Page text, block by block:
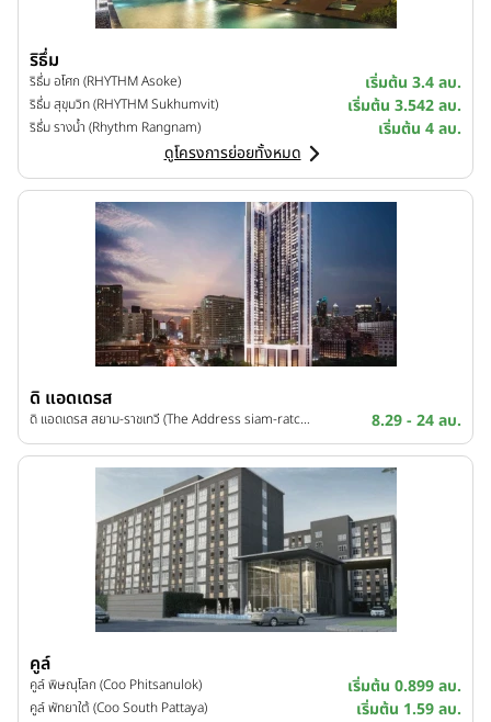
ริธึ่ม
ริธึ่ม อโศก (RHYTHM Asoke) เริ่มต้น 3.4 ลบ.
ริธึ่ม สุขุมวิท (RHYTHM Sukhumvit) เริ่มต้น 3.542 ลบ.
ริธึ่ม รางน้ำ (Rhythm Rangnam)
เริ่มต้น 4 ลบ.
ดูโครงการย่อยทั้งหมด
ดิ แอดเดรส
ดิ แอดเดรส สยาม-ราชเทวี (The Address siam-ratchathewi) 8.29 - 24 ลบ.
คูล์
คูล์ พิษณุโลก (Coo Phitsanulok) เริ่มต้น 0.899 ลบ.
คูล์ พัทยาใต้ (Coo South Pattaya) เริ่มต้น 1.59 ลบ.